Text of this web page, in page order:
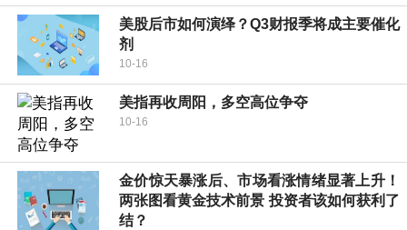
美股后市如何演绎？Q3财报季将成主要催化
剂
10-16
美指再收周阳，多空高位争夺
10-16
金价惊天暴涨后、市场看涨情绪显著上升！
两张图看黄金技术前景 投资者该如何获利了
结？